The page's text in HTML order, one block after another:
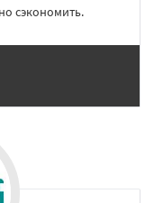
сэкономить.